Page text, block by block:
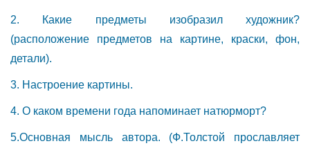
2. Какие предметы изобразил художник?
(расположение предметов на картине, краски, фон,
детали).
3. Настроение картины.
4. О каком времени года напоминает натюрморт?
5.Основная мысль автора. (Ф.Толстой прославляет